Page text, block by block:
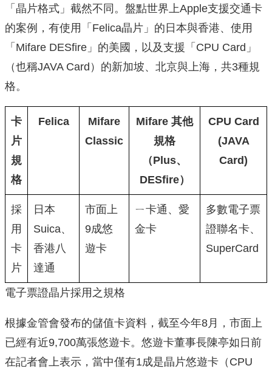
「晶片格式」截然不同。盤點世界上Apple支援交通卡
的案例，有使用「Felica晶片」的日本與香港、使用
「Mifare DESfire」的美國，以及支援「CPU Card」
（也稱JAVA Card）的新加坡、北京與上海，共3種規
格。
卡
片
規
格
Felica
Mifare
Classic
Mifare 其他
規格
（Plus、
DESfire）
CPU Card
(JAVA
Card)
採
用
卡
片
日本
Suica、
香港八
達通
市面上
9成悠
遊卡
ㄧ卡通、愛
金卡
多數電子票
證聯名卡、
SuperCard
電子票證晶片採用之規格
根據金管會發布的儲值卡資料，截至今年8月，市面上
已經有近9,700萬張悠遊卡。悠遊卡董事長陳亭如日前
在記者會上表示，當中僅有1成是晶片悠遊卡（CPU